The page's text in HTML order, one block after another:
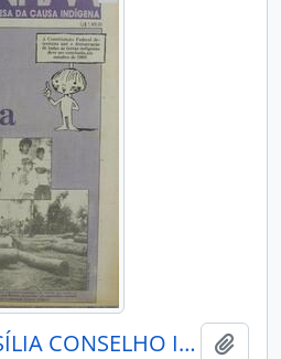
PORANTIM - BRASÍLIA CONSELHO INDIGENISTA MISSIONÁRIO - 1992 - Nº152